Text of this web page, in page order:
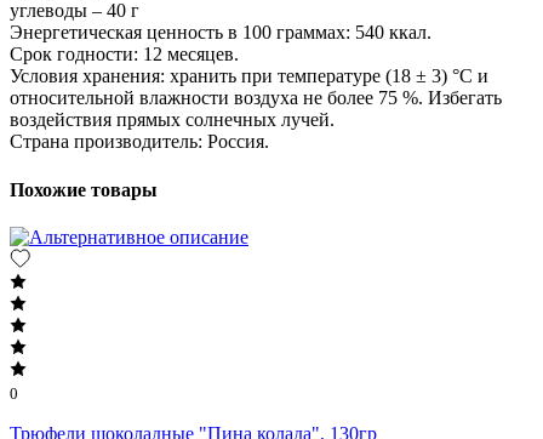
углеводы – 40 г
Энергетическая ценность в 100 граммах: 540 ккал.
Срок годности: 12 месяцев.
Условия хранения: хранить при температуре (18 ± 3) °C и
относительной влажности воздуха не более 75 %. Избегать
воздействия прямых солнечных лучей.
Страна производитель: Россия.
Похожие товары
0
Трюфели шоколадные "Пина колада", 130гр